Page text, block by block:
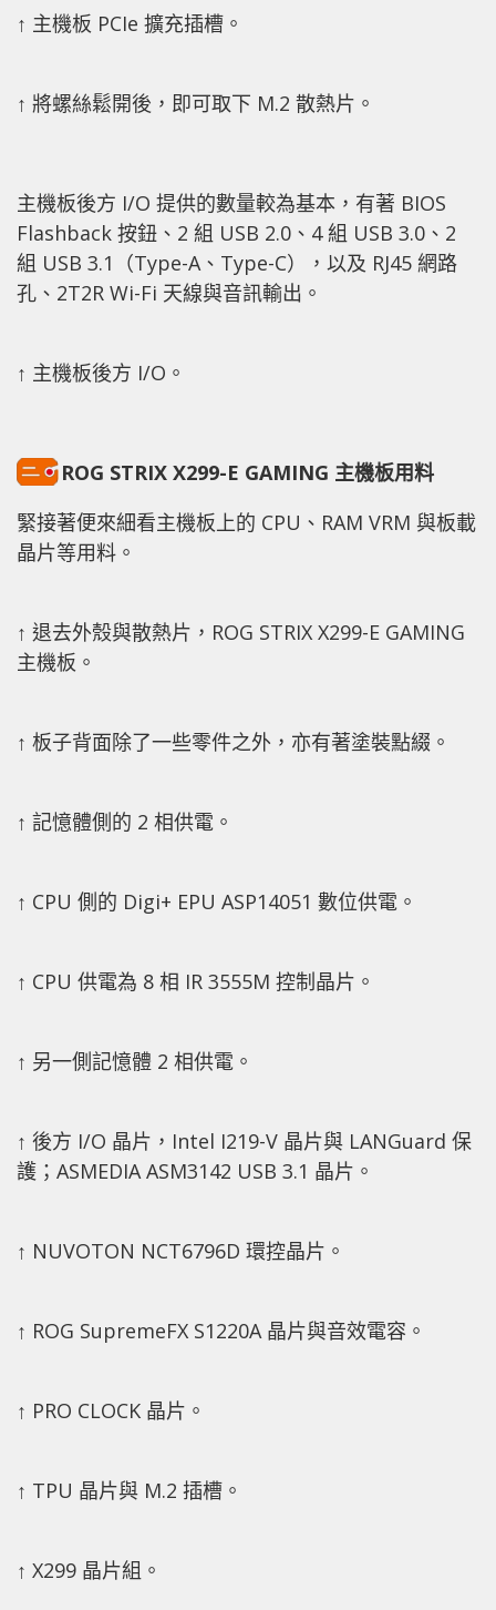
↑ 主機板 PCIe 擴充插槽。
↑ 將螺絲鬆開後，即可取下 M.2 散熱片。
主機板後方 I/O 提供的數量較為基本，有著 BIOS
Flashback 按鈕、2 組 USB 2.0、4 組 USB 3.0、2
組 USB 3.1（Type-A、Type-C），以及 RJ45 網路
孔、2T2R Wi-Fi 天線與音訊輸出。
↑ 主機板後方 I/O。
ROG STRIX X299-E GAMING 主機板用料
緊接著便來細看主機板上的 CPU、RAM VRM 與板載
晶片等用料。
↑ 退去外殼與散熱片，ROG STRIX X299-E GAMING
主機板。
↑ 板子背面除了一些零件之外，亦有著塗裝點綴。
↑ 記憶體側的 2 相供電。
↑ CPU 側的 Digi+ EPU ASP14051 數位供電。
↑ CPU 供電為 8 相 IR 3555M 控制晶片。
↑ 另一側記憶體 2 相供電。
↑ 後方 I/O 晶片，Intel I219-V 晶片與 LANGuard 保
護；ASMEDIA ASM3142 USB 3.1 晶片。
↑ NUVOTON NCT6796D 環控晶片。
↑ ROG SupremeFX S1220A 晶片與音效電容。
↑ PRO CLOCK 晶片。
↑ TPU 晶片與 M.2 插槽。
↑ X299 晶片組。